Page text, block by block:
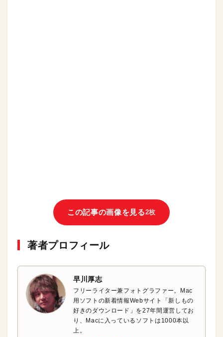
この記事の画像を見る2枚
著者プロフィール
早川厚志
フリーライター兼フォトグラファー。Mac
用ソフトの新着情報Webサイト「新しもの
好きのダウンロード」を27年間運営してお
り、Macに入っているソフトは1000本以
上。